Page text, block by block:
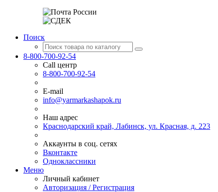
Поиск
8-800-700-92-54
Call центр
8-800-700-92-54
E-mail
info@yarmarkashapok.ru
Наш адрес
Краснодарский край, Лабинск, ул. Красная, д. 223
Аккаунты в соц. сетях
Вконтакте
Одноклассники
Меню
Личный кабинет
Авторизация / Регистрация